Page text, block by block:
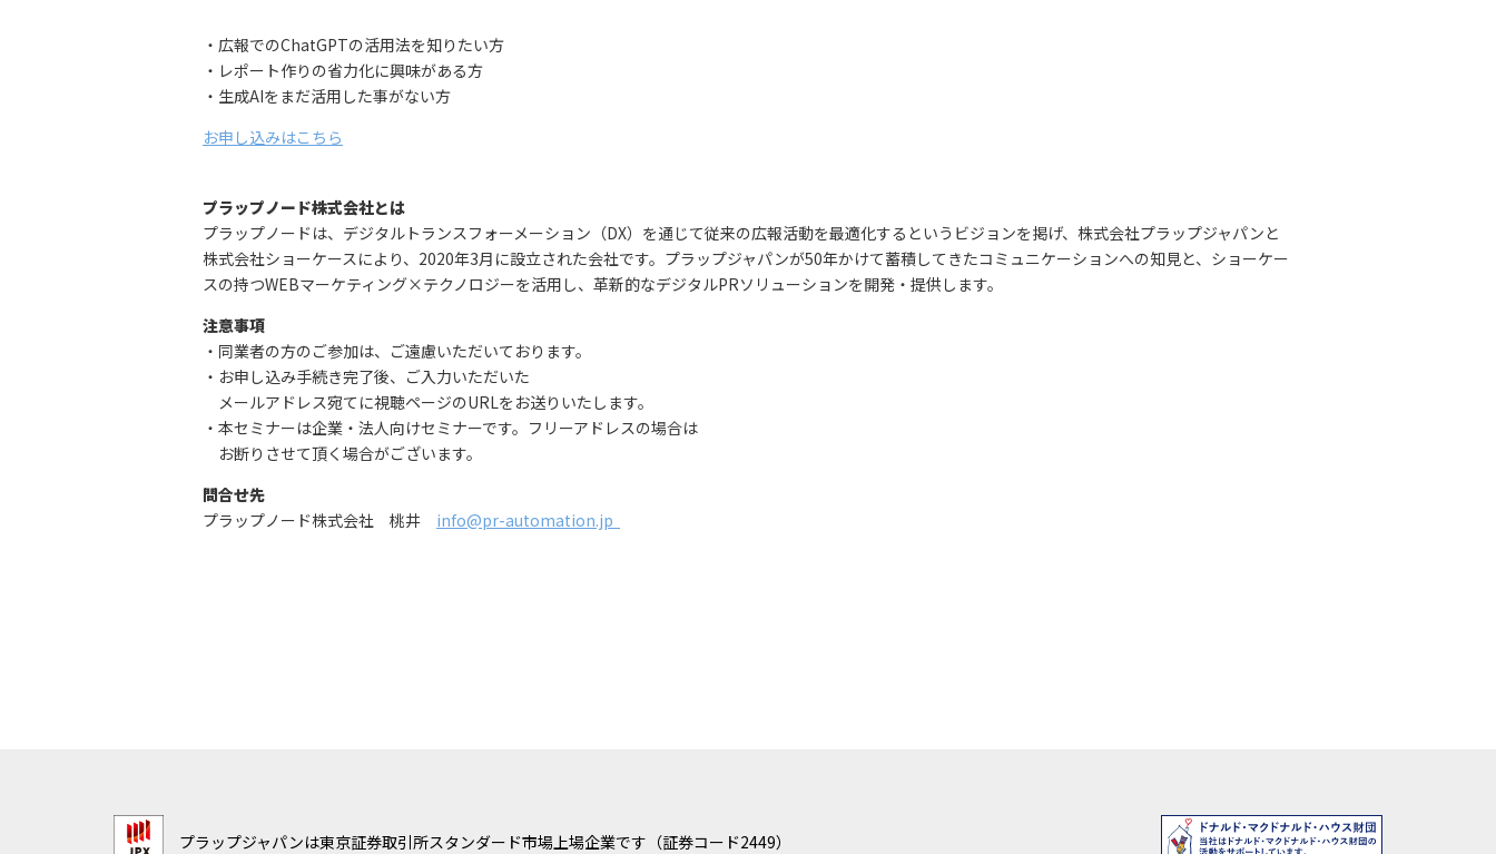
・広報でのChatGPTの活用法を知りたい方
・レポート作りの省力化に興味がある方
・生成AIをまだ活用した事がない方
お申し込みはこちら
プラップノード株式会社とは
プラップノードは、デジタルトランスフォーメーション（DX）を通じて従来の広報活動を最適化するというビジョンを掲げ、株式会社プラップジャパンと
株式会社ショーケースにより、2020年3月に設立された会社です。プラップジャパンが50年かけて蓄積してきたコミュニケーションへの知見と、ショーケー
スの持つWEBマーケティング×テクノロジーを活用し、革新的なデジタルPRソリューションを開発・提供します。
注意事項
・同業者の方のご参加は、ご遠慮いただいております。
・お申し込み手続き完了後、ご入力いただいた
メールアドレス宛てに視聴ページのURLをお送りいたします。
・本セミナーは企業・法人向けセミナーです。フリーアドレスの場合は
お断りさせて頂く場合がございます。
問合せ先
プラップノード株式会社 桃井 info@pr-automation.jp
プラップジャパンは東京証券取引所スタンダード市場上場企業です（証券コード2449）